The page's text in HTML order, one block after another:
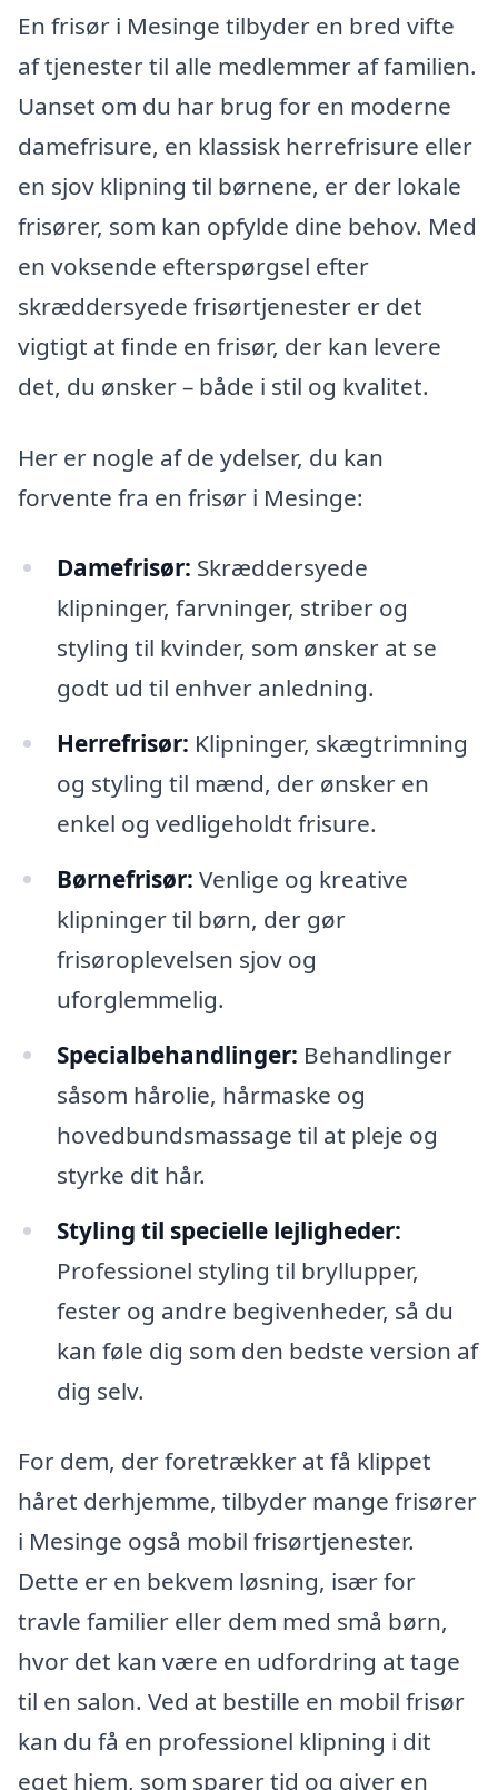
En frisør i Mesinge tilbyder en bred vifte
af tjenester til alle medlemmer af familien.
Uanset om du har brug for en moderne
damefrisure, en klassisk herrefrisure eller
en sjov klipning til børnene, er der lokale
frisører, som kan opfylde dine behov. Med
en voksende efterspørgsel efter
skræddersyede frisørtjenester er det
vigtigt at finde en frisør, der kan levere
det, du ønsker – både i stil og kvalitet.
Her er nogle af de ydelser, du kan
forvente fra en frisør i Mesinge:
Damefrisør: Skræddersyede
klipninger, farvninger, striber og
styling til kvinder, som ønsker at se
godt ud til enhver anledning.
Herrefrisør: Klipninger, skægtrimning
og styling til mænd, der ønsker en
enkel og vedligeholdt frisure.
Børnefrisør: Venlige og kreative
klipninger til børn, der gør
frisøroplevelsen sjov og
uforglemmelig.
Specialbehandlinger: Behandlinger
såsom hårolie, hårmaske og
hovedbundsmassage til at pleje og
styrke dit hår.
Styling til specielle lejligheder:
Professionel styling til bryllupper,
fester og andre begivenheder, så du
kan føle dig som den bedste version af
dig selv.
For dem, der foretrækker at få klippet
håret derhjemme, tilbyder mange frisører
i Mesinge også mobil frisørtjenester.
Dette er en bekvem løsning, især for
travle familier eller dem med små børn,
hvor det kan være en udfordring at tage
til en salon. Ved at bestille en mobil frisør
kan du få en professionel klipning i dit
eget hjem, som sparer tid og giver en